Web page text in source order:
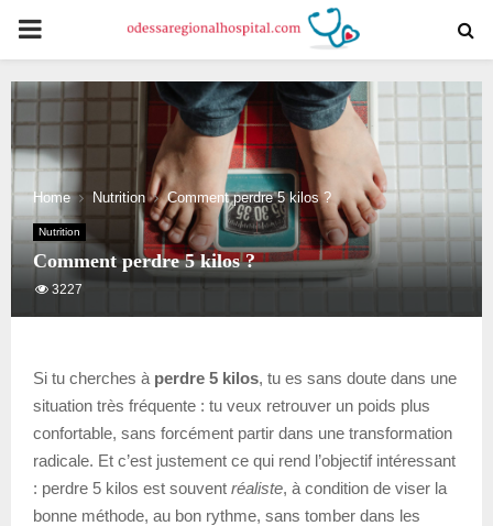
PRIMARY
MENU
Home Nutrition Comment perdre 5 kilos ?
Nutrition
Comment perdre 5 kilos ?
3227
Si tu cherches à perdre 5 kilos, tu es sans doute dans une
situation très fréquente : tu veux retrouver un poids plus
confortable, sans forcément partir dans une transformation
radicale. Et c’est justement ce qui rend l’objectif intéressant
: perdre 5 kilos est souvent réaliste, à condition de viser la
bonne méthode, au bon rythme, sans tomber dans les